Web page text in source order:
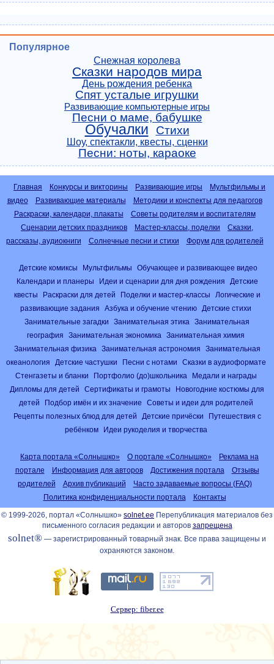
Популярное
Снежная королева
Сказки народов мира
День рождения ребенка
Спят усталые игрушки
Развивающие компьютерные игры
Песни о маме, бабушке
Обучалки Стихи
Шоу, спектакли, квесты, сценки
Песни: ноты, караоке
Главная Конкурсы и викторины Развивающие игры
Мультфильмы и
видео
Развивающие материалы
Методики и конспекты для педагогов
Раскраски, календари, плакаты
Советы родителям и воспитателям
Сценарии детских праздников
Мастер-классы, поделки
Сказки,
рассказы, аудиокниги
Солнечные песни и стихи Форум для родителей
Детские комиксы Мультфильмы
Обучающее и развивающее видео
Календари и планеры
Идеи и сценарии для дня рождения
Детские
квесты
Раскраски для детей Поделки и мастер-классы
Логические и
развивающие задания
Азбука и обучение чтению
Детские стихи
Занимательные загадки
Занимательная этика
Занимательная
география
Занимательная экономика
Занимательная химия
Занимательная физика
Занимательная астрономия
Занимательная
океанология
Детские частушки Песни с нотами
Сказки в аудиоформате
Стенгазеты и бланки
Портфолио (до)школьника
Медали и награды
Дипломы для детей
Сертификаты и грамоты
Новогодние костюмы для
детей
Подбор имён и их значение
Советы и идеи для родителей
Рецепты полезных блюд для детей
Детские причёски
Путешествия с
ребёнком
Идеи рукоделия и творчества
Карта портала «Солнышко» О портале «Солнышко»
Реклама на
портале
Информация для авторов Достижения портала
Отзывы
родителей
Архив публикаций
Часто задаваемые вопросы (FAQ)
Политика конфиденциальности портала
Контакты
© 1999-2026, портал «Солнышко» solnet.ee Перепубликация материалов без
письменного согласия редакции и авторов запрещена
solnet® — зарегистрированный товарный знак. Все права защищены и
охраняются законом.
Сервер: fiber.ee